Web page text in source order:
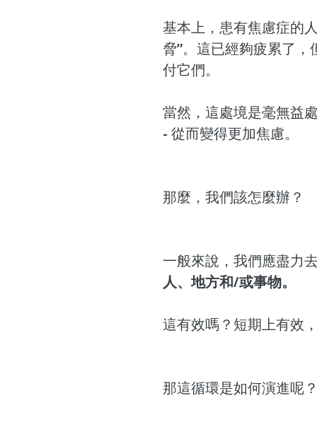
基本上，患有焦慮症的
脅”。這已經夠疲累了
付它們。
當然，這處境是毫無益
- 從而變得更加焦慮。
那麼，我們該怎麼辦？
一般來說，我們應盡力
人、地方和/或事物。
這有效嗎？短期上有效
那這循環是如何演進呢